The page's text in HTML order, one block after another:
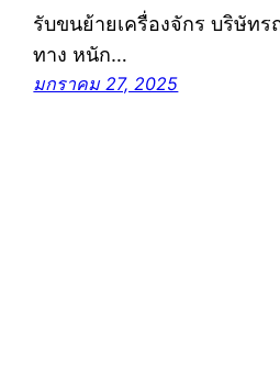
รับขนย้ายเครื่องจักร บริษัทร
ทาง หนัก…
มกราคม 27, 2025